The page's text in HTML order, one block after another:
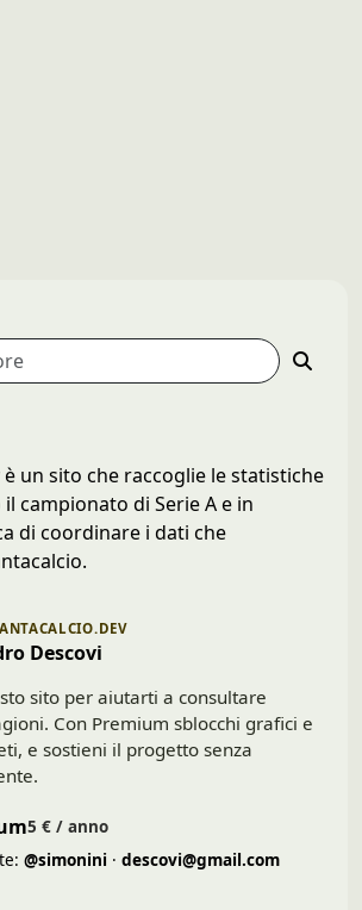
è un sito che raccoglie le statistiche
campionato di Serie A e in
di coordinare i dati che
Descovi
sito per aiutarti a consultare
Con Premium sblocchi grafici e
e sostieni il progetto senza
5 € / anno
@simonini · descovi@gmail.com